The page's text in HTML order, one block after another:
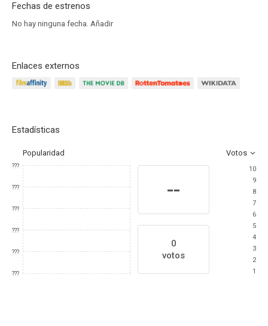
Fechas de estrenos
No hay ninguna fecha. Añadir
Enlaces externos
Estadísticas
Popularidad Votos
???
???
???
???
???
???
--
0
votos
10
9
8
7
6
5
4
3
2
1